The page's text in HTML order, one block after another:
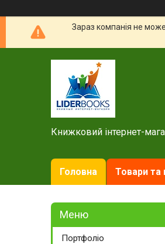
Зараз компанія не
Книжковий інтернет-
Головна Товари та
Портфоліо